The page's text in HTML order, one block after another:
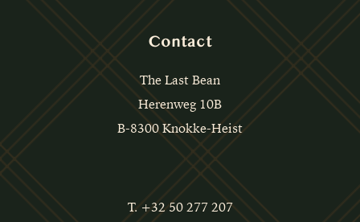
Contact
The Last Bean
Herenweg 10B
B-8300 Knokke-Heist
T. +32 50 277 207